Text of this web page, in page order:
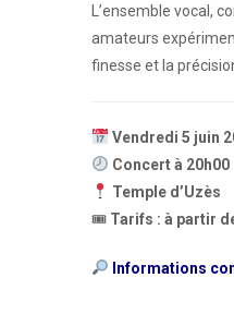
L’ensemble vocal,
amateurs
finesse et la
Vendredi 5 juin
Concert à 20h00
Temple d’Uzès
🎟 Tarifs : à partir
Informations